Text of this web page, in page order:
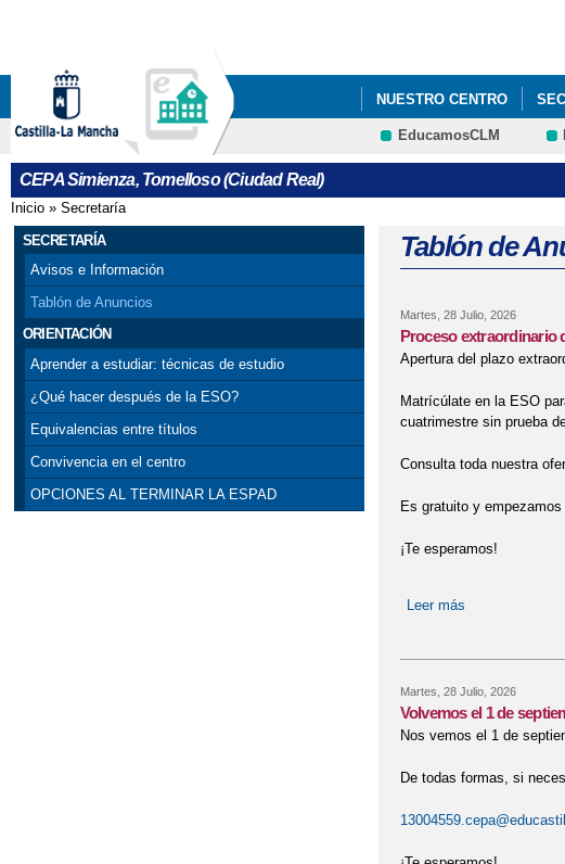
NUESTRO CENTRO
EducamosCLM
CEPA Simienza, Tomelloso (Ciudad Real)
Se encuentra usted aquí
Inicio » Secretaría
SECRETARÍA
Avisos e Información
Tablón de Anuncios
ORIENTACIÓN
Aprender a estudiar: técnicas de estudio
¿Qué hacer después de la ESO?
Equivalencias entre títulos
Convivencia en el centro
OPCIONES AL TERMINAR LA ESPAD
Tablón de
Martes, 28 Julio, 2026
Proceso extraordinario
Apertura del plazo
Matrícúlate en la ESO
cuatrimestre sin prueba
Consulta toda nuestra
Es gratuito y
¡Te esperamos!
Leer más
Martes, 28 Julio, 2026
Volvemos el 1 de
Nos vemos el 1 de
De todas formas, si